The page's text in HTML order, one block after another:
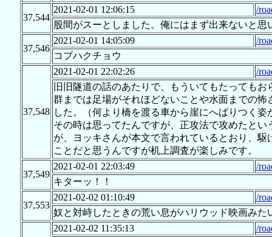
37,544
2021-02-01 12:06:15
/
股間がスーとしました。俺にはまず出来ないと思
37,546
2021-02-01 14:05:09
/
コブハクチョウ
37,548
2021-02-01 22:02:26
/
旧旧隧道の話のあたりで、もういてもたっても
群までは足場がそれほどないことや水面までの
した。（何より橋を渡る車から崖にへばりつく
その時は思ってたんですが、正攻法で攻めたと
が、ヨッキさんが本文で言われているとおり、
ことだと思うんですが机上調査が楽しみです。
37,549
2021-02-01 22:03:49
/
キターッ！！
37,553
2021-02-02 01:10:49
/
奴と対峙したときの荒い息がハリウッド映画みた
2021-02-02 11:35:13
/